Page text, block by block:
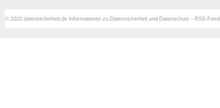
© 2020 datensicherheit.de Informationen zu Datensicherheit und Datenschutz - RSS-